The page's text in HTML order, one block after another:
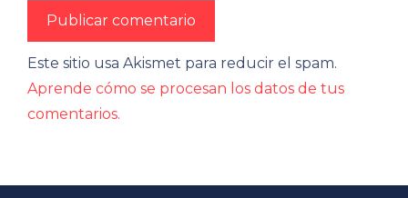
Este sitio usa Akismet para reducir el spam.
Aprende cómo se procesan los datos de tus
comentarios.